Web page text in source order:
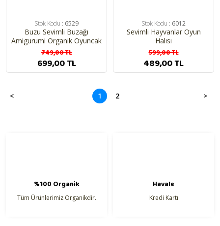
Stok Kodu : 6529
Buzu Sevimli Buzağı
Amigurumi Organik Oyuncak
749,00 TL
699,00 TL
Stok Kodu : 6012
Sevimli Hayvanlar Oyun
Halısı
599,00 TL
489,00 TL
1 2
%100 Organik
Tüm Ürünlerimiz Organikdir.
Havale
Kredi Kartı